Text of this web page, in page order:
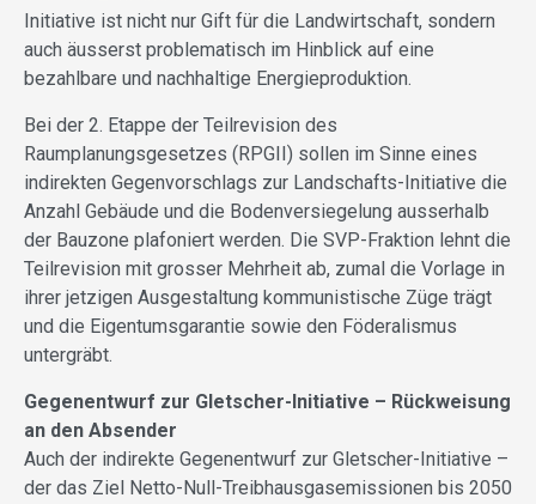
Initiative ist nicht nur Gift für die Landwirtschaft, sondern
auch äusserst problematisch im Hinblick auf eine
bezahlbare und nachhaltige Energieproduktion.
Bei der 2. Etappe der Teilrevision des
Raumplanungsgesetzes (RPGII) sollen im Sinne eines
indirekten Gegenvorschlags zur Landschafts-Initiative die
Anzahl Gebäude und die Bodenversiegelung ausserhalb
der Bauzone plafoniert werden. Die SVP-Fraktion lehnt die
Teilrevision mit grosser Mehrheit ab, zumal die Vorlage in
ihrer jetzigen Ausgestaltung kommunistische Züge trägt
und die Eigentumsgarantie sowie den Föderalismus
untergräbt.
Gegenentwurf zur Gletscher-Initiative – Rückweisung
an den Absender
Auch der indirekte Gegenentwurf zur Gletscher-Initiative –
der das Ziel Netto-Null-Treibhausgasemissionen bis 2050